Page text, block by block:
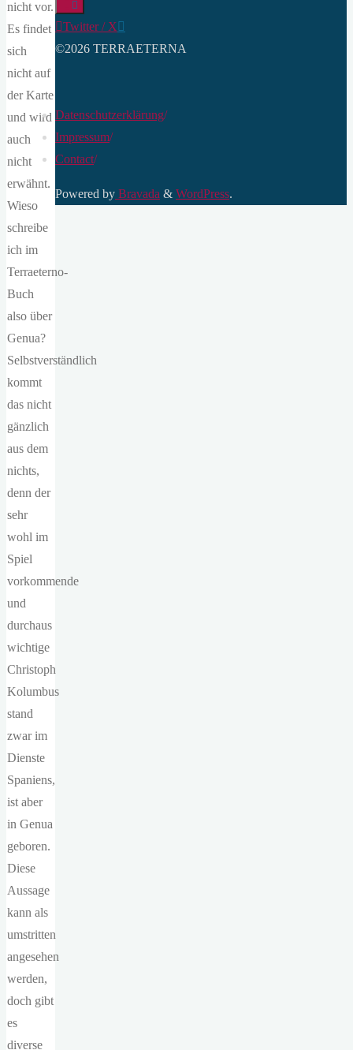
nicht vor.
Es findet
sich
nicht auf
der Karte
und wird
auch
nicht
erwähnt.
Wieso
schreibe
ich im
Terraeterno-
Buch
also über
Genua?
Selbstverständlich
kommt
das nicht
gänzlich
aus dem
nichts,
denn der
sehr
wohl im
Spiel
vorkommende
und
durchaus
wichtige
Christoph
Kolumbus
stand
zwar im
Dienste
Spaniens,
ist aber
in Genua
geboren.
Diese
Aussage
kann als
umstritten
angesehen
werden,
doch gibt
es
diverse
Twitter / X
©2026 TERRAETERNA
Datenschutzerklärung/
Impressum/
Contact/
Powered by Bravada & WordPress.